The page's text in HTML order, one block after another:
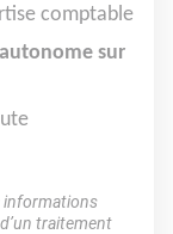
comptable
autonome sur
informations
traitement